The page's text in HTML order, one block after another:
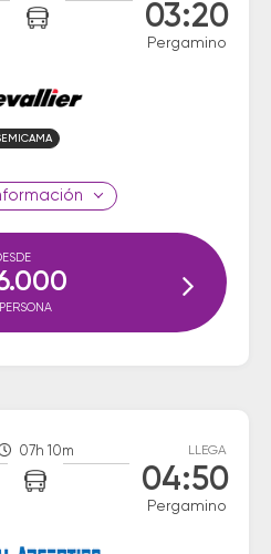
03:20
Pergamino
07h 10m LLEGA
04:50
Pergamino